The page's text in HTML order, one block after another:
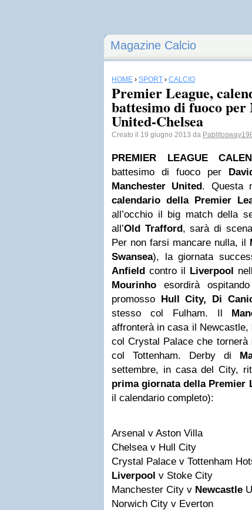
Magazine Calcio
HOME › SPORT › CALCIO
Premier League,
battesimo di fuoco per
United-Chelsea
Creato il 19 giugno 2013 da
PREMIER LEAGUE
battesimo di fuoco per
Manchester United. Questa
calendario della Premier
all’occhio il big match della
all’Old Trafford, sarà di
Per non farsi mancare nulla, il
Swansea), la giornata
Anfield contro il Liverpool
Mourinho esordirà
promosso Hull City, Di
stesso col Fulham. Il
affronterà in casa il
col Crystal Palace che tornerà
col Tottenham. Derby di
settembre, in casa del City,
prima giornata della Premier
il calendario completo):
Arsenal v Aston Villa
Chelsea v Hull City
Crystal Palace v Tottenham
Liverpool v Stoke City
Manchester City v Newcastle
Norwich City v Everton